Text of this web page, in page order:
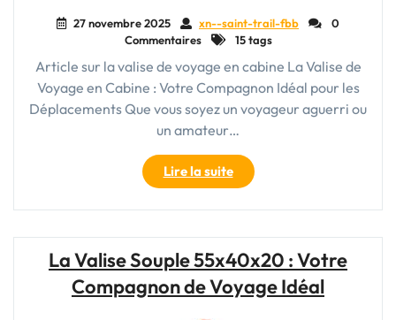
27 novembre 2025 xn--saint-trail-fbb
0
Commentaires
15 tags
Article sur la valise de voyage en cabine La Valise de
Voyage en Cabine : Votre Compagnon Idéal pour les
Déplacements Que vous soyez un voyageur aguerri ou
un amateur…
Lire la suite"Le
Guide
Ultime
Valise
de
La Valise Souple 55x40x20 : Votre
Compagnon de Voyage Idéal